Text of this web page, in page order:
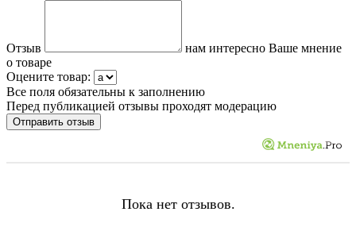
Отзыв
нам интересно Ваше мнение
о товаре
Оцените товар:
Все поля обязательны к заполнению
Перед публикацией отзывы проходят модерацию
Пока нет отзывов.